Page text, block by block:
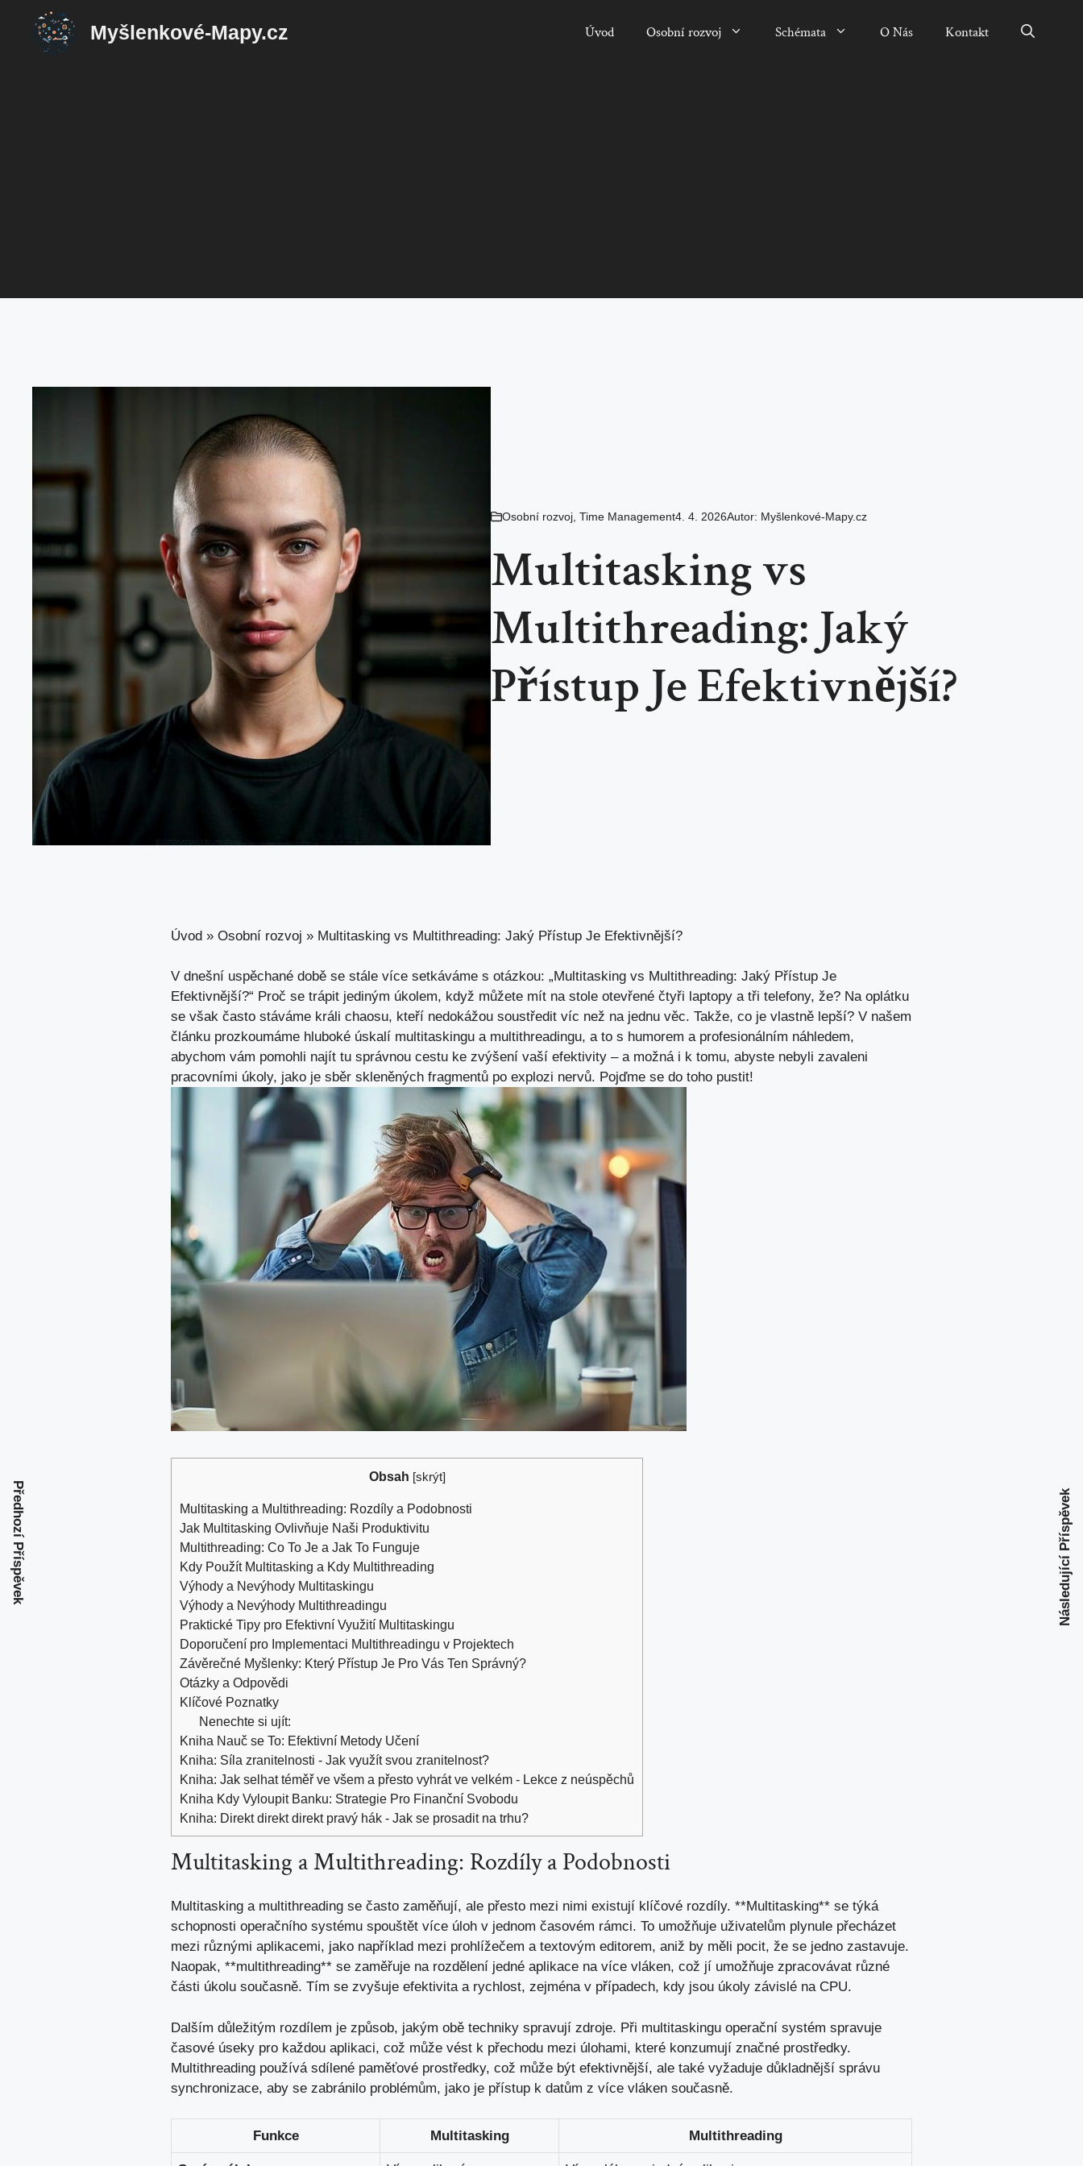
Přeskočit
Myšlenkové-Mapy.cz Úvod Osobní rozvoj Schémata O Nás Kontakt
Osobní rozvoj, Time Management4. 4. 2026Autor: Myšlenkové-Mapy.cz
Multitasking vs
Multithreading: Jaký
Přístup Je Efektivnější?
Úvod » Osobní rozvoj » Multitasking vs Multithreading: Jaký Přístup Je Efektivnější?
V dnešní uspěchané době se stále ‍více setkáváme⁤ s otázkou: „Multitasking vs Multithreading: ‌Jaký Přístup⁣ Je
Efektivnější?“ Proč se trápit jediným úkolem, když můžete ​mít ‍na stole otevřené čtyři laptopy a ⁣tři telefony, že? Na oplátku
se však často stáváme králi chaosu,​ kteří nedokážou‍ soustředit víc než⁢ na jednu věc. ⁣Takže, co je vlastně lepší? V našem
článku prozkoumáme hluboké úskalí​ multitaskingu a multithreadingu, a ​to‍ s humorem a profesionálním náhledem,
abychom ⁢vám pomohli‌ najít tu‌ správnou cestu ke ⁢zvýšení vaší efektivity ⁢– a možná i k tomu, abyste nebyli ⁤zavaleni
pracovními úkoly, ‌jako je sběr⁤ skleněných ‌fragmentů po explozi ​nervů. Pojďme se do toho pustit!
Obsah [skrýt]
Multitasking a⁣ Multithreading: Rozdíly a‍ Podobnosti
Jak Multitasking ⁤Ovlivňuje Naši⁢ Produktivitu
Multithreading: Co To Je a‍ Jak To ​Funguje
Kdy Použít Multitasking a Kdy Multithreading
Výhody a Nevýhody Multitaskingu
Výhody a ⁢Nevýhody Multithreadingu
Praktické Tipy pro ⁢Efektivní Využití Multitaskingu
Doporučení pro Implementaci Multithreadingu v Projektech
Závěrečné Myšlenky: Který Přístup Je ⁤Pro Vás⁣ Ten ‌Správný?
Otázky a Odpovědi
Klíčové Poznatky
Nenechte si ujít:
Kniha Nauč se To: Efektivní Metody Učení
Kniha: Síla zranitelnosti - Jak využít svou zranitelnost?
Kniha: Jak selhat téměř ve všem a přesto vyhrát ve velkém - Lekce z neúspěchů
Kniha Kdy Vyloupit Banku: Strategie Pro Finanční Svobodu
Kniha: Direkt direkt direkt pravý hák - Jak se prosadit na trhu?
Multitasking a⁣ Multithreading: Rozdíly a‍ Podobnosti
Multitasking a multithreading‌ se často zaměňují, ‍ale⁢ přesto mezi nimi ‍existují klíčové ​rozdíly. **Multitasking** se týká
schopnosti operačního systému⁢ spouštět více úloh v jednom časovém rámci. To​ umožňuje uživatelům plynule přecházet
mezi různými aplikacemi, jako například mezi prohlížečem ​a textovým editorem, aniž by měli⁣ pocit, že se jedno zastavuje.
Naopak, **multithreading** se zaměřuje​ na rozdělení⁤ jedné aplikace‌ na více⁢ vláken, což ⁢jí umožňuje zpracovávat​ různé
části úkolu současně. Tím⁣ se ⁣zvyšuje efektivita a rychlost, zejména‍ v⁤ případech, kdy ⁢jsou úkoly závislé na CPU.
Dalším důležitým rozdílem ​je způsob, jakým obě‍ techniky spravují zdroje. Při multitaskingu operační systém spravuje⁢
časové úseky pro každou aplikaci, což‍ může vést⁣ k přechodu⁣ mezi úlohami, které konzumují značné ⁤prostředky.
Multithreading používá sdílené paměťové prostředky, což může být efektivnější, ale také vyžaduje ⁤důkladnější správu
synchronizace, ⁢aby se zabránilo problémům, ‌jako je přístup k ⁤datům‍ z více ⁢vláken⁢ současně.
Funkce Multitasking Multithreading
Předhozí Příspěvek Následující Příspěvek